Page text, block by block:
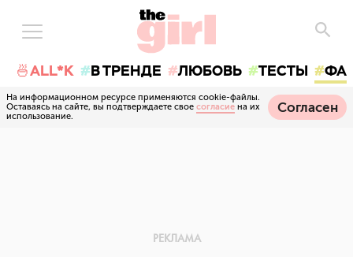
🍜ALL*K В ТРЕНДЕ ЛЮБОВЬ ТЕСТЫ
На информационном ресурсе применяются cookie-файлы.
Оставаясь на сайте, вы подтверждаете свое согласие на их
использование.
Согласен